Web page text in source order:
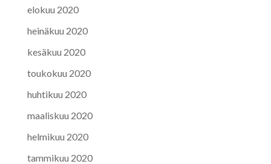
elokuu 2020
heinäkuu 2020
kesäkuu 2020
toukokuu 2020
huhtikuu 2020
maaliskuu 2020
helmikuu 2020
tammikuu 2020